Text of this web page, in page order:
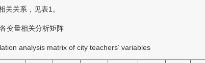
关关系，见表1。
变量相关分析矩阵
analysis matrix of city teachers’ variables